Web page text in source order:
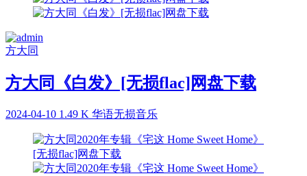
方大同
方大同《白发》[无损flac]网盘下载
2024-04-10 1.49 K 华语无损音乐